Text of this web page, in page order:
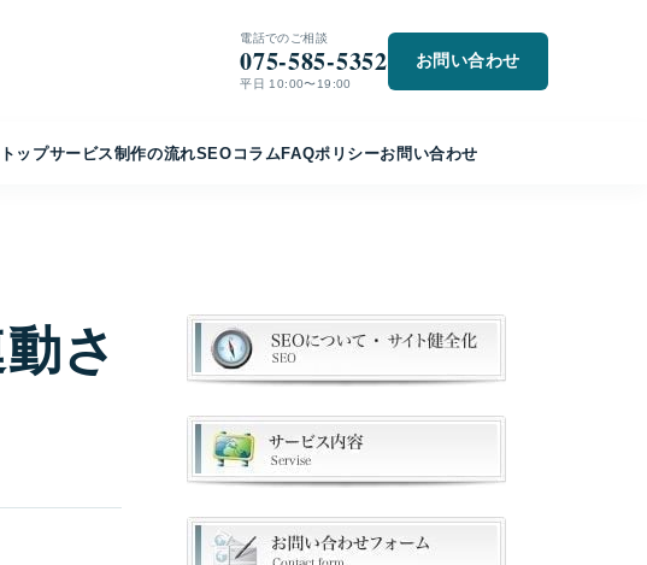
電話でのご相談
075-585-5352
平日 10:00〜19:00
お問い合わせ
トップサービス制作の流れSEO コラムFAQポリシーお問い合わせ
さ